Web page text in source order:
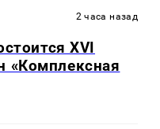
2 часа назад
XVI
«Комплексная